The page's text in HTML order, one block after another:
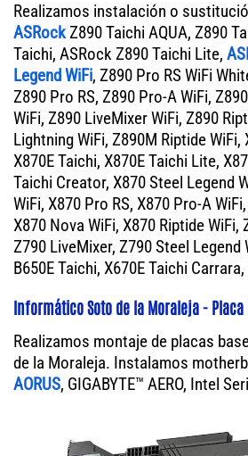
Realizamos instalación o
ASRockZ890 Taichi AQUA, Z890
Taichi, ASRock Z890 Taichi Lite,
Legend WiFi, Z890 Pro RS WiFi
Z890 Pro RS, Z890 Pro-A WiFi,
WiFi, Z890 LiveMixer WiFi, Z890
Lightning WiFi, Z890M Riptide WiFi,
X870E Taichi, X870E Taichi Lite,
Taichi Creator, X870 Steel Legend
WiFi, X870 Pro RS, X870 Pro-A
X870 Nova WiFi, X870 Riptide WiFi,
Z790 LiveMixer, Z790 Steel Legend
B650E Taichi, X670E Taichi
Informático Soto de la Moraleja - Placa
Realizamos montaje de placas
de la Moraleja. Instalamos
AORUS, GIGABYTE™ AERO, Intel